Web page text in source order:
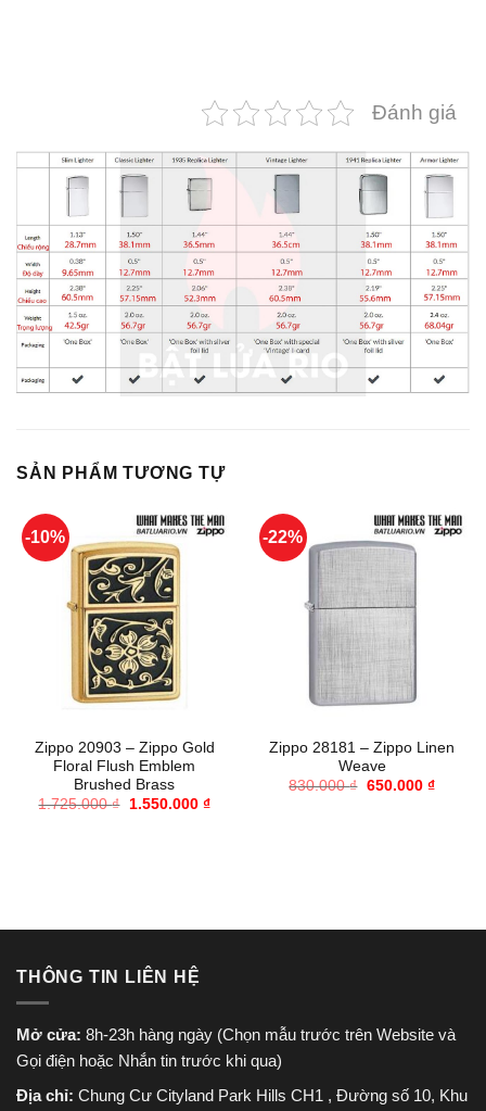
Đánh giá
SẢN PHẨM TƯƠNG TỰ
-10%
Zippo 20903 – Zippo Gold
Floral Flush Emblem
Brushed Brass
1.725.000₫
Giá
1.550.000 ₫Giá
-22%
Zippo 28181 – Zippo Linen
Weave
830.000₫ Giá
650.000 ₫Giá
THÔNG TIN LIÊN HỆ
Mở cửa: 8h-23h hàng ngày (Chọn mẫu trước trên Website và
Gọi điện hoặc Nhắn tin trước khi qua)
Địa chỉ: Chung Cư Cityland Park Hills CH1 , Đường số 10, Khu